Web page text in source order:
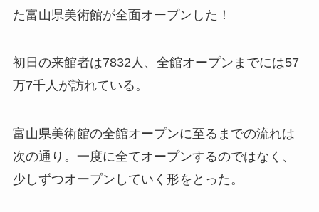
た富山県美術館が全面オープンした！
初日の来館者は7832人、全館オープンまでには57
万7千人が訪れている。
富山県美術館の全館オープンに至るまでの流れは
次の通り。一度に全てオープンするのではなく、
少しずつオープンしていく形をとった。